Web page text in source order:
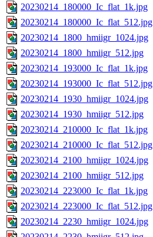
20230214_180000_Ic_flat_1k.jpg
20230214_180000_Ic_flat_512.jpg
20230214_1800_hmiigr_1024.jpg
20230214_1800_hmiigr_512.jpg
20230214_193000_Ic_flat_1k.jpg
20230214_193000_Ic_flat_512.jpg
20230214_1930_hmiigr_1024.jpg
20230214_1930_hmiigr_512.jpg
20230214_210000_Ic_flat_1k.jpg
20230214_210000_Ic_flat_512.jpg
20230214_2100_hmiigr_1024.jpg
20230214_2100_hmiigr_512.jpg
20230214_223000_Ic_flat_1k.jpg
20230214_223000_Ic_flat_512.jpg
20230214_2230_hmiigr_1024.jpg